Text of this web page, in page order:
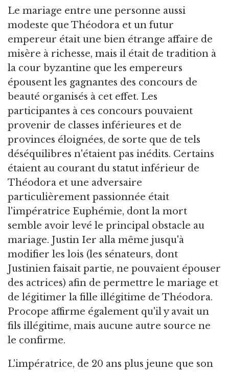
Le mariage entre une personne aussi
modeste que Théodora et un futur
empereur était une bien étrange affaire de
misère à richesse, mais il était de tradition à
la cour byzantine que les empereurs
épousent les gagnantes des concours de
beauté organisés à cet effet. Les
participantes à ces concours pouvaient
provenir de classes inférieures et de
provinces éloignées, de sorte que de tels
déséquilibres n'étaient pas inédits. Certains
étaient au courant du statut inférieur de
Théodora et une adversaire
particulièrement passionnée était
l'impératrice Euphémie, dont la mort
semble avoir levé le principal obstacle au
mariage. Justin Ier alla même jusqu'à
modifier les lois (les sénateurs, dont
Justinien faisait partie, ne pouvaient épouser
des actrices) afin de permettre le mariage et
de légitimer la fille illégitime de Théodora.
Procope affirme également qu'il y avait un
fils illégitime, mais aucune autre source ne
le confirme.
L'impératrice, de 20 ans plus jeune que son